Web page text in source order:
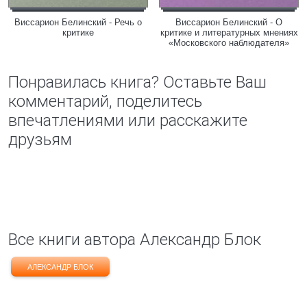
Виссарион Белинский - Речь о
критике
Виссарион Белинский - О
критике и литературных мнениях
«Московского наблюдателя»
Понравилась книга? Оставьте Ваш
комментарий, поделитесь
впечатлениями или расскажите
друзьям
Все книги автора Александр Блок
АЛЕКСАНДР БЛОК